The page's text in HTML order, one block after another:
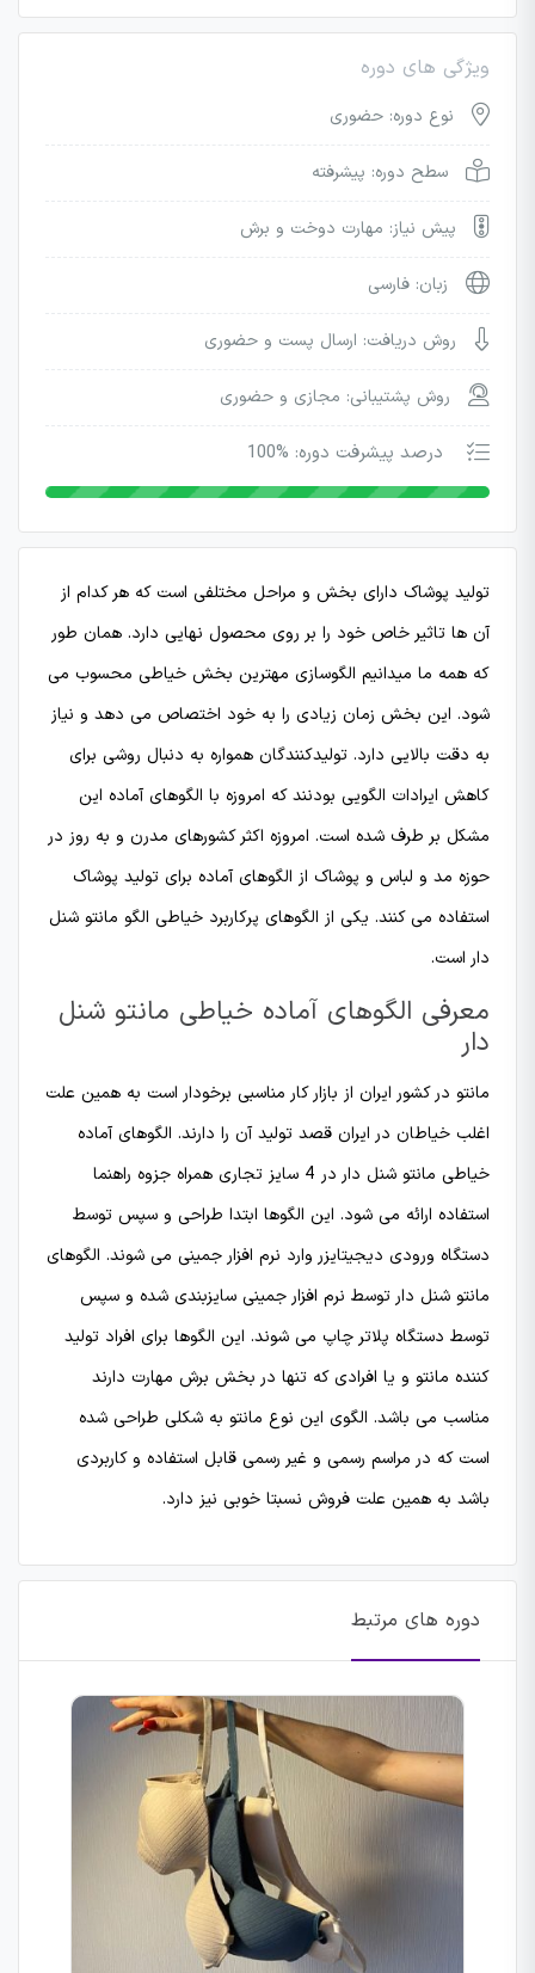
ویژگی های دوره
نوع دوره: حضوری
سطح دوره: پیشرفته
پیش نیاز: مهارت دوخت و برش
زبان: فارسی
روش دریافت: ارسال پست و حضوری
روش پشتیبانی: مجازی و حضوری
درصد پیشرفت دوره: %100
تولید پوشاک دارای بخش و مراحل مختلفی است که هر کدام از
آن ها تاثیر خاص خود را بر روی محصول نهایی دارد. همان طور
که همه ما میدانیم الگوسازی مهترین بخش خیاطی محسوب می
شود. این بخش زمان زیادی را به خود اختصاص می دهد و نیاز
به دقت بالایی دارد. تولیدکنندگان همواره به دنبال روشی برای
کاهش ایرادات الگویی بودنند که امروزه با الگوهای آماده این
مشکل بر طرف شده است. امروزه اکثر کشورهای مدرن و به روز در
حوزه مد و لباس و پوشاک از الگوهای آماده برای تولید پوشاک
استفاده می کنند. یکی از الگوهای پرکاربرد خیاطی الگو مانتو شنل
دار است.
معرفی الگوهای آماده خیاطی مانتو شنل
دار
مانتو در کشور ایران از بازار کار مناسبی برخودار است به همین علت
اغلب خیاطان در ایران قصد تولید آن را دارند. الگوهای آماده
خیاطی مانتو شنل دار در 4 سایز تجاری همراه جزوه راهنما
استفاده ارائه می شود. این الگوها ابتدا طراحی و سپس توسط
دستگاه ورودی دیجیتایزر وارد نرم افزار جمینی می شوند. الگوهای
مانتو شنل دار توسط نرم افزار جمینی سایزبندی شده و سپس
توسط دستگاه پلاتر چاپ می شوند. این الگوها برای افراد تولید
کننده مانتو و یا افرادی که تنها در بخش برش مهارت دارند
مناسب می باشد. الگوی این نوع مانتو به شکلی طراحی شده
است که در مراسم رسمی و غیر رسمی قابل استفاده و کاربردی
باشد به همین علت فروش نسبتا خوبی نیز دارد.
دوره های مرتبط